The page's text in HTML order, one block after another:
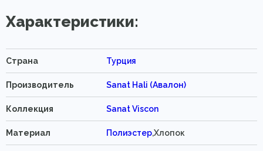
Характеристики:
Страна Турция
Производитель Sanat Hali (Авалон)
Коллекция Sanat Viscon
Материал Полиэстер,Хлопок